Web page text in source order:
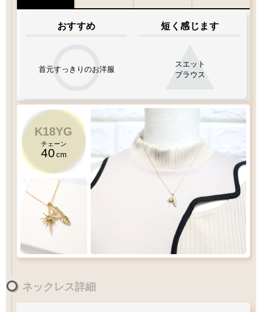
おすすめ
首元すっきりのお洋服
短く感じます
スエット
ブラウス
K18YG
チェーン
40 cm
災いからの守護モチーフ
アジャスター管
ネックレス詳細